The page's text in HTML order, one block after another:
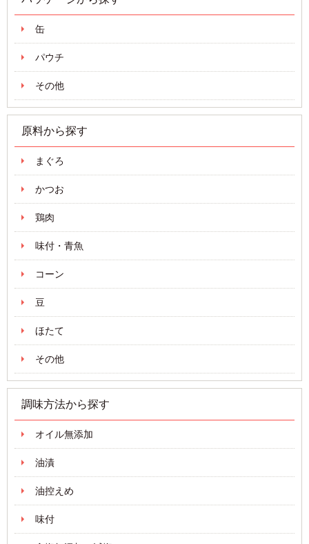
缶
パウチ
その他
原料から探す
まぐろ
かつお
鶏肉
味付・青魚
コーン
豆
ほたて
その他
調味方法から探す
オイル無添加
油漬
油控えめ
味付